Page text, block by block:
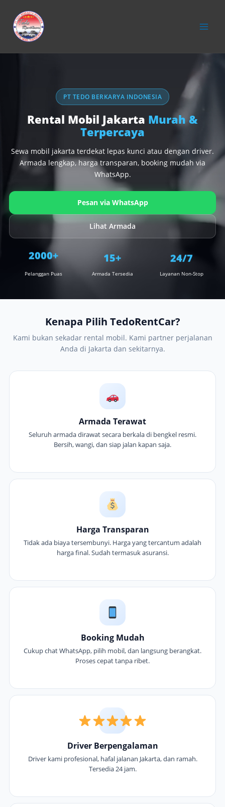
konten
PT TEDO BERKARYA INDONESIA
Rental Mobil Jakarta Murah &
Terpercaya
Sewa mobil jakarta terdekat lepas kunci atau dengan driver.
Armada lengkap, harga transparan, booking mudah via
WhatsApp.
Pesan via WhatsApp
Lihat Armada
2000+
Pelanggan Puas
15+
Armada Tersedia
24/7
Layanan Non-Stop
Kenapa Pilih TedoRentCar?
Kami bukan sekadar rental mobil. Kami partner perjalanan
Anda di Jakarta dan sekitarnya.
Armada Terawat
Seluruh armada dirawat secara berkala di bengkel resmi.
Bersih, wangi, dan siap jalan kapan saja.
Harga Transparan
Tidak ada biaya tersembunyi. Harga yang tercantum adalah
harga final. Sudah termasuk asuransi.
Booking Mudah
Cukup chat WhatsApp, pilih mobil, dan langsung berangkat.
Proses cepat tanpa ribet.
Driver Berpengalaman
Driver kami profesional, hafal jalanan Jakarta, dan ramah.
Tersedia 24 jam.